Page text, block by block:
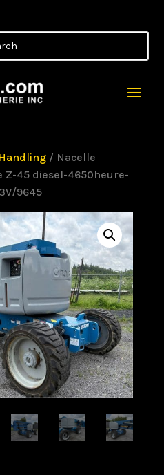
/ Nacelle
Z-45 diesel-4650heure-
9645